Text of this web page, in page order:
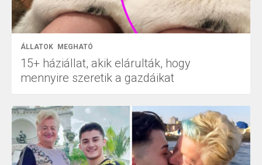
ÁLLATOK MEGHATÓ
15+ háziállat, akik elárulták, hogy
mennyire szeretik a gazdáikat